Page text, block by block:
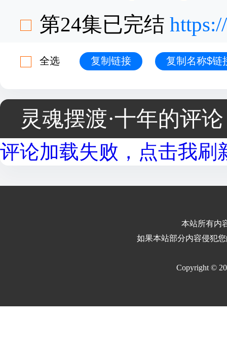
第24集已完结
全选 复制链接 复制名称$链
灵魂摆渡·十年的评论
评论加载失败，点击我刷
本站所有内
如果本站部分内容侵犯
Copyright ©